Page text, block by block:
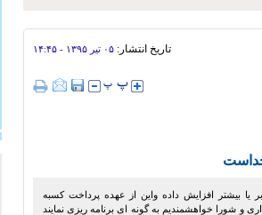
تاریخ انتشار: ۰۵ تير ۱۳۹۵ - ۱۴:۴۵
کمک شوراهای شهرعوارض کسب و پیشه و... را تا حدود 5 برابر یا بیشتر افزایش داده واین از عهده پرداخت کسبه
از شهرداری و شورا خواهشمندیم به گونه ای برنامه ریزی نمایند